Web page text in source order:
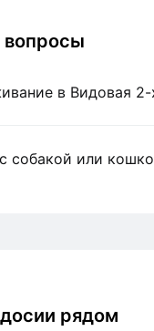
вопросы
в Видовая
собакой или
рядом